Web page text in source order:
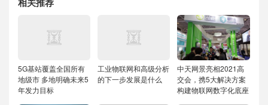
5G基站覆盖全国所有
地级市 多地明确未来5
年发力目标
工业物联网和高级分析
的下一步发展是什么
中天网景亮相2021高
交会，携5大解决方案
构建物联网数字化底座